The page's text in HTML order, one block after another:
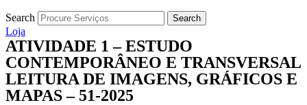
Search Search
Loja
ATIVIDADE 1 – ESTUDO
CONTEMPORÂNEO E TRANSVERSAL
LEITURA DE IMAGENS, GRÁFICOS E
MAPAS – 51-2025